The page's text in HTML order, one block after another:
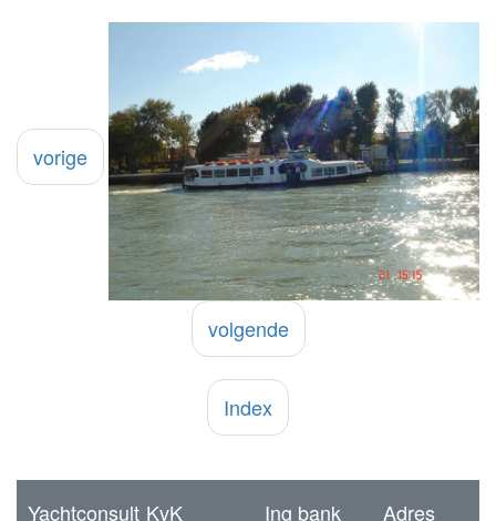
vorige
volgende
Index
Yachtconsult KvK Ing bank Adres